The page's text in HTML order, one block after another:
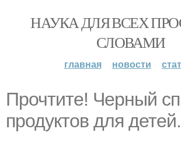
НАУКА ДЛЯ ВСЕХ
СЛОВАМИ
главная новости
Прочтите! Черный
продуктов для детей.